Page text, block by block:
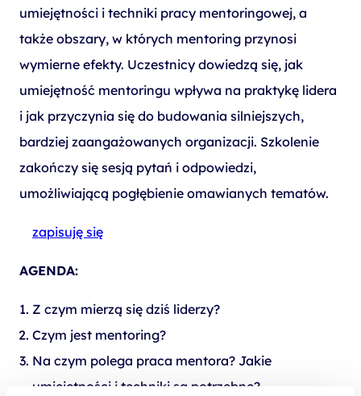
umiejętności i techniki pracy mentoringowej, a
także obszary, w których mentoring przynosi
wymierne efekty. Uczestnicy dowiedzą się, jak
umiejętność mentoringu wpływa na praktykę lidera
i jak przyczynia się do budowania silniejszych,
bardziej zaangażowanych organizacji. Szkolenie
zakończy się sesją pytań i odpowiedzi,
umożliwiającą pogłębienie omawianych tematów.
zapisuję się
AGENDA:
Z czym mierzą się dziś liderzy?
Czym jest mentoring?
Na czym polega praca mentora? Jakie
umiejętności i techniki są potrzebne?